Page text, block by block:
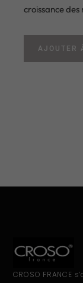
croissance
AJOUTER
CROSO